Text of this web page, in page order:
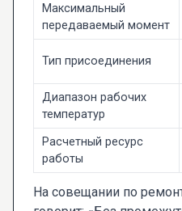
Максимальный
передаваемый момент
Тип присоединения
Диапазон рабочих
температур
Расчетный ресурс
работы
На совещании по